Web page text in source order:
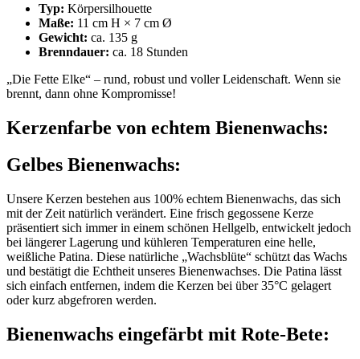
Typ: Körpersilhouette
Maße: 11 cm H × 7 cm Ø
Gewicht: ca. 135 g
Brenndauer: ca. 18 Stunden
„Die Fette Elke“ – rund, robust und voller Leidenschaft. Wenn sie
brennt, dann ohne Kompromisse!
Kerzenfarbe von echtem Bienenwachs:
Gelbes Bienenwachs:
Unsere Kerzen bestehen aus 100% echtem Bienenwachs, das sich
mit der Zeit natürlich verändert. Eine frisch gegossene Kerze
präsentiert sich immer in einem schönen Hellgelb, entwickelt jedoch
bei längerer Lagerung und kühleren Temperaturen eine helle,
weißliche Patina. Diese natürliche „Wachsblüte“ schützt das Wachs
und bestätigt die Echtheit unseres Bienenwachses. Die Patina lässt
sich einfach entfernen, indem die Kerzen bei über 35°C gelagert
oder kurz abgefroren werden.
Bienenwachs eingefärbt mit Rote-Bete: